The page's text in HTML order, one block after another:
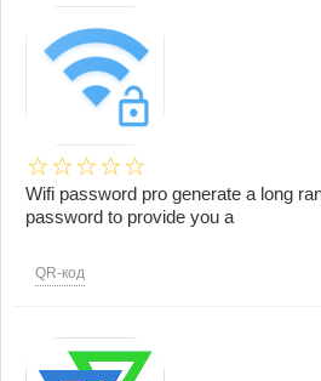
Wifi password pro generate a long
password to provide you a
QR-код